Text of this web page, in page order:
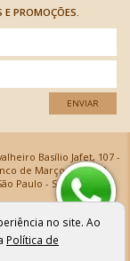
E PROMOÇÕES.
ENVIAR
Basílio Jafet, 107 -
de Março, 576 - SP,
Paulo - SP
0001-18
valem para nossa loja física e
sujeitas a análise e
no site. Ao
Política de